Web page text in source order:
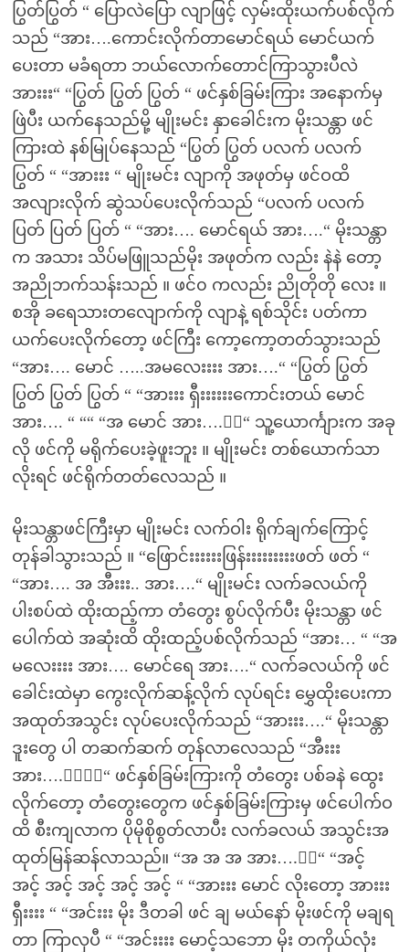
ပြွတ်ပြွတ် “ ပြောလဲပြော လျာဖြင့် လှမ်းထိုးယက်ပစ်လိုက်
သည် “အား….ကောင်းလိုက်တာမောင်ရယ် မောင်ယက်
ပေးတာ မခံရတာ ဘယ်လောက်တောင်ကြာသွားပီလဲ
အားးး“ “ပြွတ် ပြွတ် ပြွတ် “ ဖင်နှစ်ခြမ်းကြား အနောက်မှ
ဖြဲပီး ယက်နေသည်မို့ မျိုးမင်း နှာခေါင်းက မိုးသန္တာ ဖင်
ကြားထဲ နစ်မြုပ်နေသည် “ပြွတ် ပြွတ် ပလက် ပလက်
ပြွတ် “ “အားးး “ မျိုးမင်း လျာကို အဖုတ်မှ ဖင်ဝထိ
အလျားလိုက် ဆွဲသပ်ပေးလိုက်သည် “ပလက် ပလက်
ပြတ် ပြတ် ပြတ် “ “အား…. မောင်ရယ် အား….“ မိုးသန္တာ
က အသား သိပ်မဖြူသည်မိုး အဖုတ်က လည်း နဲနဲ တော့
အညိုဘက်သန်းသည် ။ ဖင်၀ ကလည်း ညိုတိုတို လေး ။
စအို ခရေသားတလျောက်ကို လျာနဲ့ ရစ်သိုင်း ပတ်ကာ
ယက်ပေးလိုက်တော့ ဖင်ကြီး ကော့ကော့တတ်သွားသည်
“အား…. မောင် …..အမလေးးးး အား….“ “ပြွတ် ပြွတ်
ပြွတ် ပြွတ် ပြွတ် “ “အားးး ရှီးးးးးးကောင်းတယ် မောင်
အား…. “ ““ “အ မောင် အား….းး“ သူ့ယောင်္ကျားက အခု
လို ဖင်ကို မရိုက်ပေးခဲ့ဖူးဘူး ။ မျိုးမင်း တစ်ယောက်သာ
လိုးရင် ဖင်ရိုက်တတ်လေသည် ။
မိုးသန္တာဖင်ကြီးမှာ မျိုးမင်း လက်ဝါး ရိုက်ချက်ကြောင့်
တုန်ခါသွားသည် ။ “ဖြောင်းးးးးးဖြန်းးးးးးးးးဖတ် ဖတ် “
“အား…. အ အီးးး.. အား….“ မျိုးမင်း လက်ခလယ်ကို
ပါးစပ်ထဲ ထိုးထည့်ကာ တံတွေး စွပ်လိုက်ပီး မိုးသန္တာ ဖင်
ပေါက်ထဲ အဆုံးထိ ထိုးထည့်ပစ်လိုက်သည် “အား… “ “အ
မလေးးးး အား…. မောင်ရေ အား….“ လက်ခလယ်ကို ဖင်
ခေါင်းထဲမှာ ကွေးလိုက်ဆန့်လိုက် လုပ်ရင်း မွှေထိုးပေးကာ
အထုတ်အသွင်း လုပ်ပေးလိုက်သည် “အားးး….“ မိုးသန္တာ
ဒူးတွေ ပါ တဆက်ဆက် တုန်လာလေသည် “အီးးး
အား….းးးး“ ဖင်နှစ်ခြမ်းကြားကို တံတွေး ပစ်ခနဲ ထွေး
လိုက်တော့ တံတွေးတွေက ဖင်နှစ်ခြမ်းကြားမှ ဖင်ပေါက်ဝ
ထိ စီးကျလာက ပိုမိုစိုစွတ်လာပီး လက်ခလယ် အသွင်းအ
ထုတ်မြန်ဆန်လာသည်။ “အ အ အ အား….းး“ “အင့်
အင့် အင့် အင့် အင့် အင့် “ “အားးး မောင် လိုးတော့ အားးး
ရှီးးးး “ “အင်းးး မိုး ဒီတခါ ဖင် ချ မယ်နော် မိုးဖင်ကို မချရ
တာ ကြာလှပီ “ “အင်းးးး မောင့်သဘော မိုး တကိုယ်လုံး